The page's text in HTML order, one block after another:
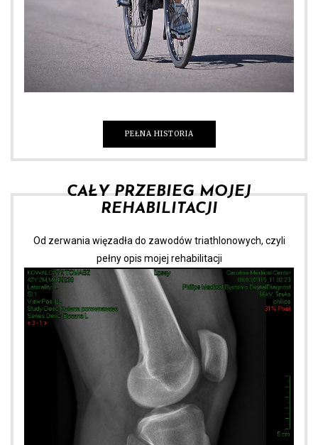
PEŁNA HISTORIA
CAŁY PRZEBIEG MOJEJ
REHABILITACJI
Od zerwania więzadła do zawodów triathlonowych, czyli
pełny opis mojej rehabilitacji